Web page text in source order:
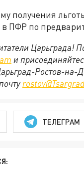
получения
в ПФР по
Царьграда!
и
Ростов-на-
ТЕЛЕГРАМ